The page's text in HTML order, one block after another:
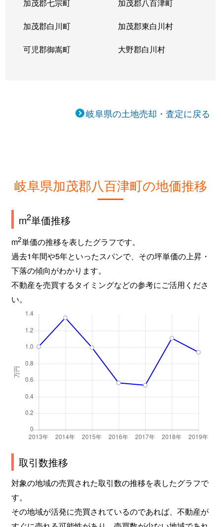
加茂郡七宗町 加茂郡八百津町
加茂郡白川町 加茂郡東白川村
可児郡御嵩町 大野郡白川村
岐阜県の土地売却・査定に戻る
岐阜県加茂郡八百津町の地価推移
m2単価推移
m2単価の推移を表したグラフです。
過去1年間や5年といったスパンで、その坪単価の上昇・
下落の傾向がわかります。
不動産を売買するタイミングなどの参考にご活用くださ
い。
取引数推移
対象の地域の売買された取引数の推移を表したグラフで
す。
その地域が活発に売買されているのであれば、不動産が